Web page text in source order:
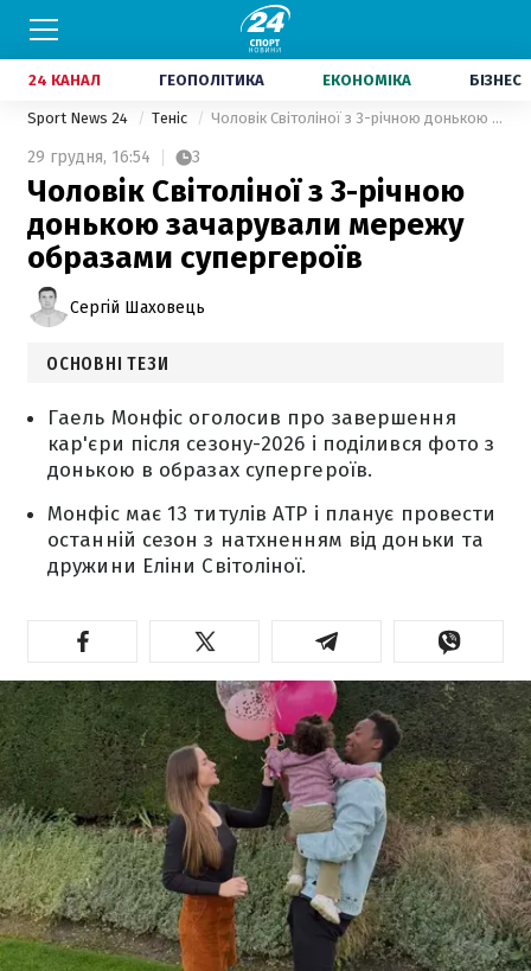
24 КАНАЛ ГЕОПОЛІТИКА ЕКОНОМІКА БІЗНЕС
Sport News 24 Теніс Чоловік Світоліної з 3-річною донькою зачарували мережу образами супергероїв
29 грудня, 16:54 3
Чоловік Світоліної з 3-річною
донькою зачарували мережу
образами супергероїв
Сергій Шаховець
ОСНОВНІ ТЕЗИ
Гаель Монфіс оголосив про завершення
кар'єри після сезону-2026 і поділився фото з
донькою в образах супергероїв.
Монфіс має 13 титулів ATP і планує провести
останній сезон з натхненням від доньки та
дружини Еліни Світоліної.